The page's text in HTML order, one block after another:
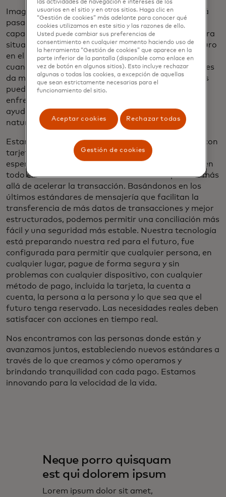
Imaginamos un futuro en el que "pendiente" estará
pasado de moda, con consumidores y compañías
capaces de obtener una instantánea de su verdadera
situación financiera en cualquier momento. Un futuro
en el que a los trabajadores temporales se les paga
cuando se completa un viaje o una entrega, lo que les
da más control sobre sus finanzas. Menos personas
pueden necesitar préstamos de día de pago o
enfrentar cargos por sobregiro. Y en una crisis, la
ayuda puede llegar a los afectados por desastres
naturales cuando la necesitan.
Estamos acelerando nuestro viaje hacia los pagos con
tarjeta en tiempo real comenzando en
esperamos escalar pagos con tarjeta más rápidos en
todo el mundo. Y nuestros esfuerzos se expanden más
allá de acelerar la transacción. Basándonos en los
últimos estándares de mensajería que facilitan la
transferencia de más datos de transacciones y mejor
estructurados, podemos permitir una conciliación más
fácil y una seguridad más estable. Nuestra tecnología
está preparando nuestra red para el futuro, fue
configurada para permitir que cualquier persona, en
cualquier lugar, pague de forma segura y sin
problemas con cualquier dispositivo, con cualquier
método de pago, incluida la tarjeta, la cuenta a
cuenta, la persona a la persona y lo que sea que el
futuro tenga reservado. Las necesidades reales deben
satisfacer con acciones en tiempo real.
Nos encontramos con las personas donde están y
avanzamos juntos, estableciendo nuevos estándares a
través de lo que creamos y cómo operamos y
brindando tranquilidad con cada pago. Estamos
innovando para la velocidad de la vida.
Neque porro quisquam
est qui dolorem ipsum
Lorem ipsum dolor sit amet,
las actividades de navegación e intereses de los
usuarios en el sitio y en otros sitios. Haga clic en
“Gestión de cookies” más adelante para conocer qué
cookies utilizamos en este sitio y las razones de ello.
Usted puede cambiar sus preferencias de
consentimiento en cualquier momento haciendo uso de
la herramienta “Gestión de cookies” que aparece en la
parte inferior de la pantalla (disponible como enlace en
vez de botón en algunos sitios). Esto incluye rechazar
algunas o todas las cookies, a excepción de aquellas
que sean estrictamente necesarias para el
funcionamiento del sitio.
Aceptar cookies Rechazar todas
Gestión de cookies